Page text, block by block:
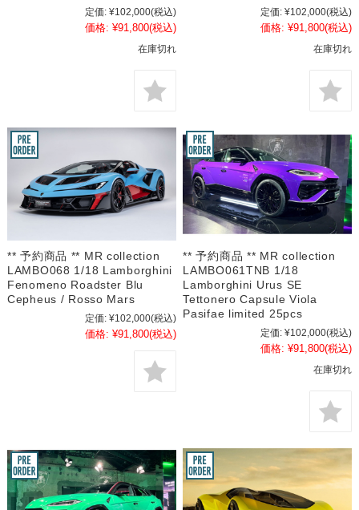
定価: ¥102,000(税込)
価格: ¥91,800(税込)
在庫切れ
定価: ¥102,000(税込)
価格: ¥91,800(税込)
在庫切れ
** 予約商品 ** MR collection
LAMBO068 1/18 Lamborghini
Fenomeno Roadster Blu
Cepheus / Rosso Mars
定価: ¥102,000(税込)
価格: ¥91,800(税込)
** 予約商品 ** MR collection
LAMBO061TNB 1/18
Lamborghini Urus SE
Tettonero Capsule Viola
Pasifae limited 25pcs
定価: ¥102,000(税込)
価格: ¥91,800(税込)
在庫切れ